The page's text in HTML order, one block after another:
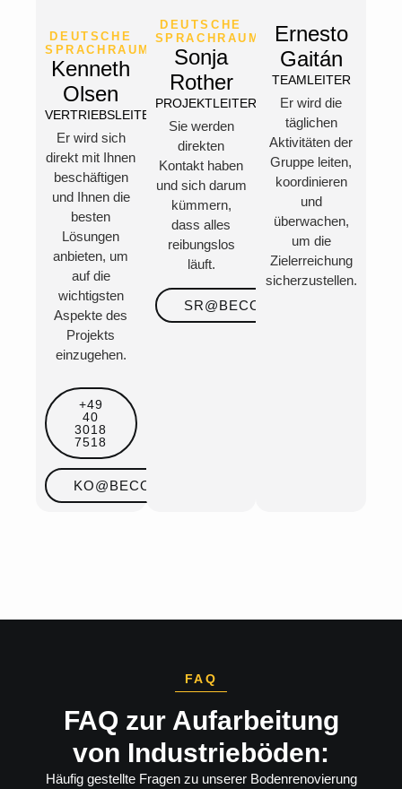
DEUTSCHE
SPRACHRAUM
Kenneth
Olsen
VERTRIEBSLEITER
Er wird sich
direkt mit Ihnen
beschäftigen
und Ihnen die
besten
Lösungen
anbieten, um
auf die
wichtigsten
Aspekte des
Projekts
einzugehen.
+49
40
3018
7518
KO@BECOSAN.COM
DEUTSCHE
SPRACHRAUM
Sonja
Rother
PROJEKTLEITERIN
Sie werden
direkten
Kontakt haben
und sich darum
kümmern,
dass alles
reibungslos
läuft.
SR@BECOSAN.COM
Ernesto
Gaitán
TEAMLEITER
Er wird die
täglichen
Aktivitäten der
Gruppe leiten,
koordinieren
und
überwachen,
um die
Zielerreichung
sicherzustellen.
FAQ
FAQ zur Aufarbeitung
von Industrieböden:
Häufig gestellte Fragen zu unserer Bodenrenovierung